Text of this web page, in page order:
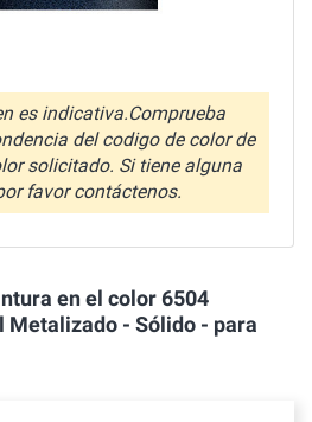
es indicativa.Comprueba
del codigo de color de
solicitado. Si tiene alguna
favor contáctenos.
en el color 6504
Metalizado - Sólido - para